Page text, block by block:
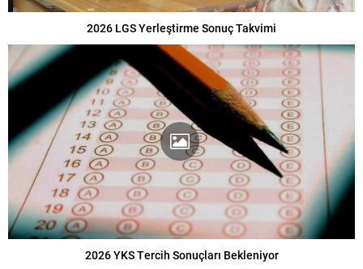
2026 LGS Yerleştirme Sonuç Takvimi
2026 YKS Tercih Sonuçları Bekleniyor